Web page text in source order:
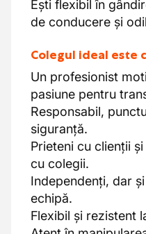
Ești flexibil în
de conducere și
Colegul ideal este
Un profesionist
pasiune pentru
Responsabil,
siguranță.
Prieteni cu clienții
cu colegii.
Independenți, dar
echipă.
Flexibil și rezistent